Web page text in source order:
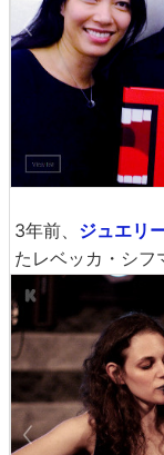
3年前、 ジュエリ
たレベッカ・シフ